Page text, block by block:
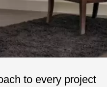
to every project